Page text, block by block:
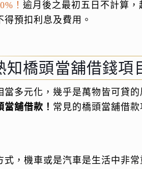
！ 逾月後之最初五日不計算
預扣利息及費用。
知橋頭當舖借錢項
多元化，幾乎是萬物皆可貸的
舖借款！ 常見的橋頭當舖借款
式，機車或是汽車是生活中非